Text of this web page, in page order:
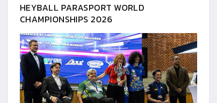
HEYBALL PARASPORT WORLD
CHAMPIONSHIPS 2026